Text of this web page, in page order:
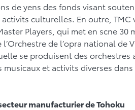
de yens des fonds visant
culturelles. En outre,
Players, qui met en scne 30
de l’opra national de
se produisent des orchestres
et activits diverses
manufacturier de Tohoku